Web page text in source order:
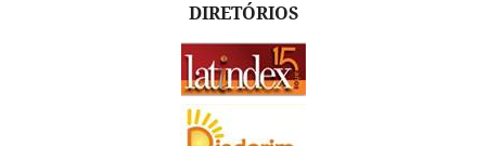
DIRETÓRIOS